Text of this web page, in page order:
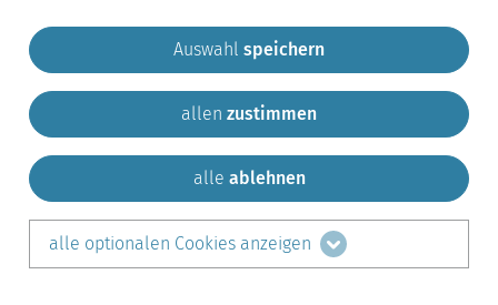
Gemeinde Krailling Impressum
Sitemap
Kontakt
teilen auf:
LinkedIn
Auswahl speichern
allen zustimmen
alle ablehnen
alle optionalen Cookies anzeigen